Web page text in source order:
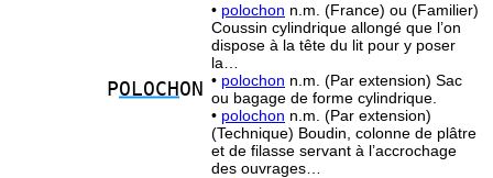
POLOCH ON
• polochon n.m. (France) ou (Familier)
Coussin cylindrique allongé que l’on
dispose à la tête du lit pour y poser
la…
• polochon n.m. (Par extension) Sac
ou bagage de forme cylindrique.
• polochon n.m. (Par extension)
(Technique) Boudin, colonne de plâtre
et de filasse servant à l’accrochage
des ouvrages…